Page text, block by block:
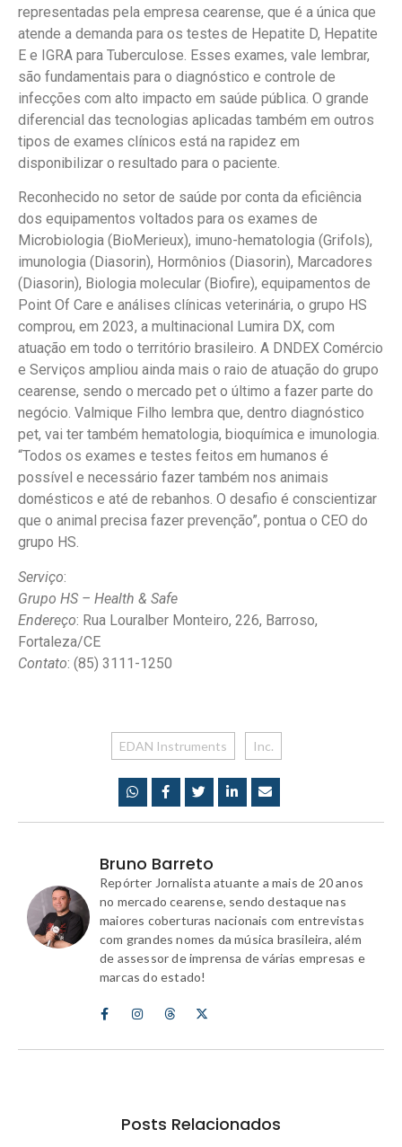
representadas pela empresa cearense, que é a única que
atende a demanda para os testes de Hepatite D, Hepatite
E e IGRA para Tuberculose. Esses exames, vale lembrar,
são fundamentais para o diagnóstico e controle de
infecções com alto impacto em saúde pública. O grande
diferencial das tecnologias aplicadas também em outros
tipos de exames clínicos está na rapidez em
disponibilizar o resultado para o paciente.
Reconhecido no setor de saúde por conta da eficiência
dos equipamentos voltados para os exames de
Microbiologia (BioMerieux), imuno-hematologia (Grifols),
imunologia (Diasorin), Hormônios (Diasorin), Marcadores
(Diasorin), Biologia molecular (Biofire), equipamentos de
Point Of Care e análises clínicas veterinária, o grupo HS
comprou, em 2023, a multinacional Lumira DX, com
atuação em todo o território brasileiro. A DNDEX Comércio
e Serviços ampliou ainda mais o raio de atuação do grupo
cearense, sendo o mercado pet o último a fazer parte do
negócio. Valmique Filho lembra que, dentro diagnóstico
pet, vai ter também hematologia, bioquímica e imunologia.
“Todos os exames e testes feitos em humanos é
possível e necessário fazer também nos animais
domésticos e até de rebanhos. O desafio é conscientizar
que o animal precisa fazer prevenção”, pontua o CEO do
grupo HS.
Serviço:
Grupo HS – Health & Safe
Endereço: Rua Louralber Monteiro, 226, Barroso,
Fortaleza/CE
Contato: (85) 3111-1250
EDAN Instruments Inc.
Bruno Barreto
Repórter Jornalista atuante a mais de 20 anos
no mercado cearense, sendo destaque nas
maiores coberturas nacionais com entrevistas
com grandes nomes da música brasileira, além
de assessor de imprensa de várias empresas e
marcas do estado!
Posts Relacionados